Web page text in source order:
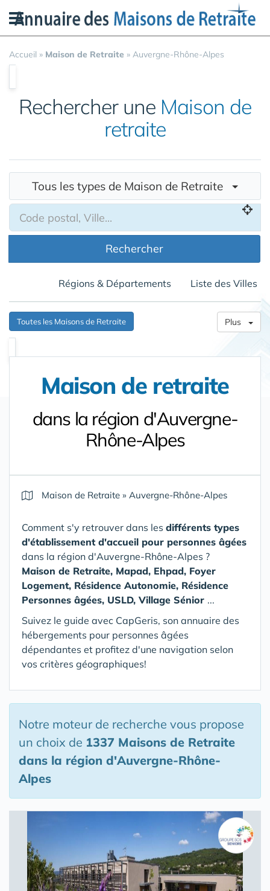
Accueil » Maison de Retraite » Auvergne-Rhône-Alpes
Rechercher une Maison de
retraite
Tous les types de Maison de Retraite
Rechercher
Régions & Départements Liste des Villes
Toutes les Maisons de Retraite Plus
Maison de retraite
dans la région d'Auvergne-
Rhône-Alpes
Maison de Retraite » Auvergne-Rhône-Alpes
Comment s'y retrouver dans les différents types
d'établissement d'accueil pour personnes âgées
dans la région d'Auvergne-Rhône-Alpes ?
Maison de Retraite, Mapad, Ehpad, Foyer
Logement, Résidence Autonomie, Résidence
Personnes âgées, USLD, Village Sénior ...
Suivez le guide avec CapGeris, son annuaire des
hébergements pour personnes âgées
dépendantes et profitez d'une navigation selon
vos critères géographiques!
Notre moteur de recherche vous propose
un choix de 1337 Maisons de Retraite
dans la région d'Auvergne-Rhône-
Alpes